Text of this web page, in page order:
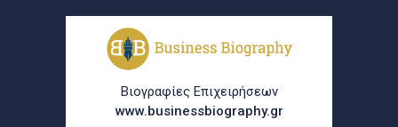
Βιογραφίες Επιχειρήσεων
www.businessbiography.gr